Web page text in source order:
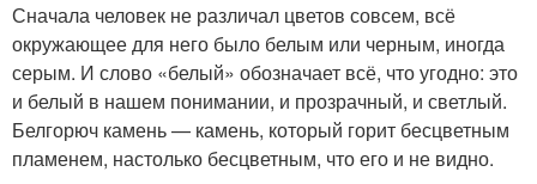
Сначала человек не различал цветов совсем, всё
окружающее для него было белым или черным, иногда
серым. И слово «белый» обозначает всё, что угодно: это
и белый в нашем понимании, и прозрачный, и светлый.
Бел­горюч камень — камень, который горит бесцветным
пламенем, настолько бесцветным, что его и не видно.